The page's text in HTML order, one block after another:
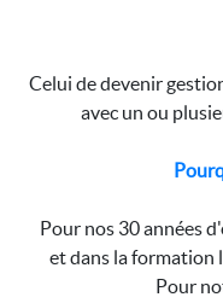
Celui de devenir
avec un ou
Pour nos 30 années
et dans la formation
Pour